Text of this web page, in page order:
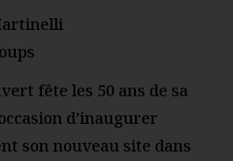
fête les 50 ans de sa
d’inaugurer
son nouveau site dans